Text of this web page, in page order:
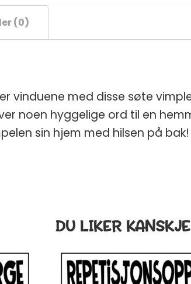
(0)
vinduene med disse søte
noen hyggelige ord til en
sin hjem med hilsen på bak!
DU LIKER